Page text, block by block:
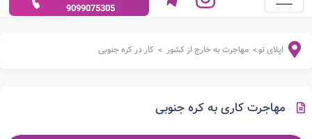
9099075305
اپلای تو > مهاجرت به خارج از کشور > کار در کره جنوبی
مهاجرت کاری به کره جنوبی